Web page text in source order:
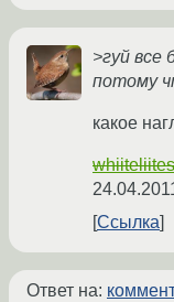
>гуй все
потому
какое
whiiteliites
Ссылка
Ответ на: